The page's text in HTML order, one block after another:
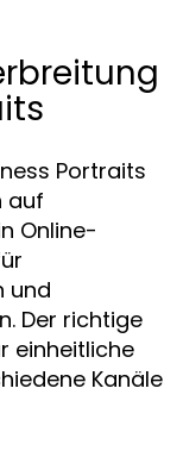
Portraits
auf
Online-
und
Der richtige
einheitliche
Kanäle